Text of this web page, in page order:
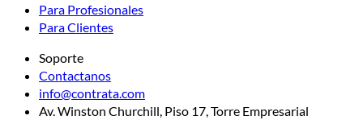
Para Profesionales
Para Clientes
Soporte
Contactanos
info@contrata.com
Av. Winston Churchill, Piso 17, Torre Empresarial